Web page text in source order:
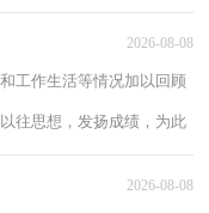
2026-08-08
工作生活等情况加以回顾
往思想，发扬成绩，为此
2026-08-08